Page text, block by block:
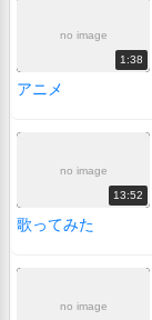
no image
1:38
アニメ
no image
13:52
歌ってみた
no image